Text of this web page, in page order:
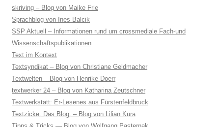
skriving – Blog von Maike Frie
Sprachblog von Ines Balcik
SSP Aktuell – Informationen rund um crossmediale Fach-und
Wissenschaftspublikationen
Text im Kontext
Textsyndikat – Blog von Christiane Geldmacher
Textwelten – Blog von Henrike Doerr
textwerker 24 – Blog von Katharina Zeutschner
Textwerkstatt: Er-Lesenes aus Fürstenfeldbruck
Textzicke. Das Blog. – Blog von Lilian Kura